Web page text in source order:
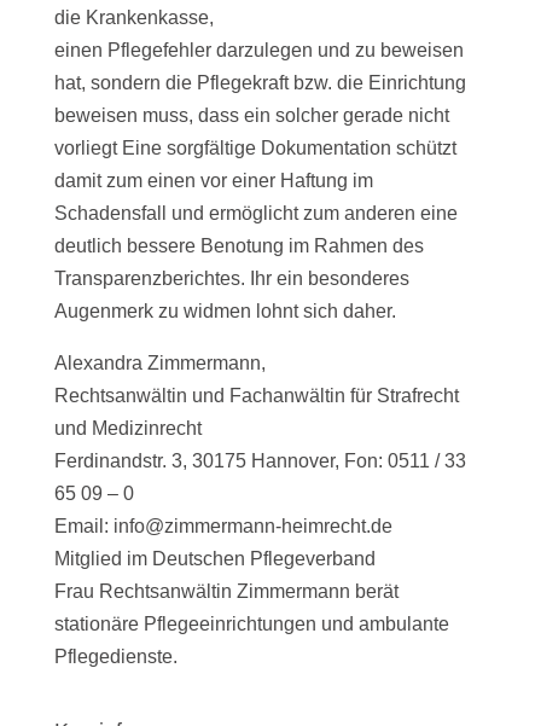
die Krankenkasse,
einen Pflegefehler darzulegen und zu beweisen
hat, sondern die Pflegekraft bzw. die Einrichtung
beweisen muss, dass ein solcher gerade nicht
vorliegt Eine sorgfältige Dokumentation schützt
damit zum einen vor einer Haftung im
Schadensfall und ermöglicht zum anderen eine
deutlich bessere Benotung im Rahmen des
Transparenzberichtes. Ihr ein besonderes
Augenmerk zu widmen lohnt sich daher.
Alexandra Zimmermann,
Rechtsanwältin und Fachanwältin für Strafrecht
und Medizinrecht
Ferdinandstr. 3, 30175 Hannover, Fon: 0511 / 33
65 09 – 0
Email: info@zimmermann-heimrecht.de
Mitglied im Deutschen Pflegeverband
Frau Rechtsanwältin Zimmermann berät
stationäre Pflegeeinrichtungen und ambulante
Pflegedienste.